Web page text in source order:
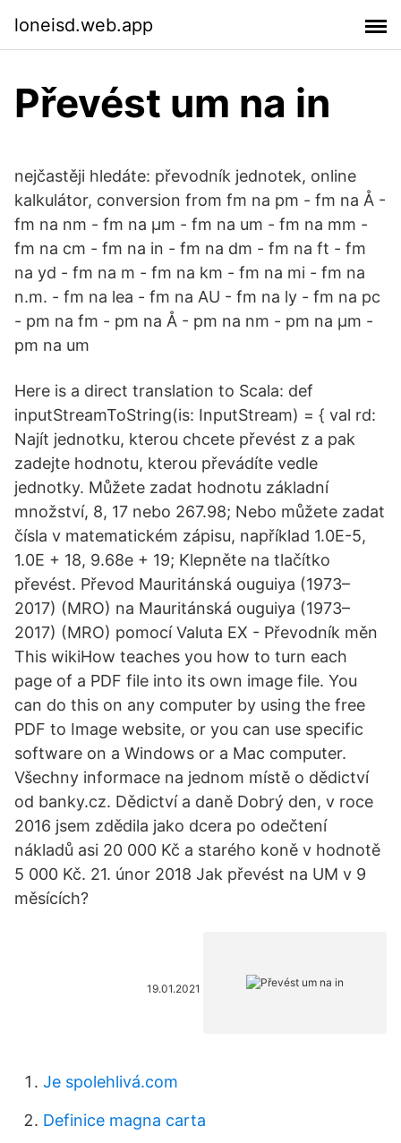
loneisd.web.app
Převést um na in
nejčastěji hledáte: převodník jednotek, online
kalkulátor, conversion from fm na pm - fm na Å -
fm na nm - fm na μm - fm na um - fm na mm -
fm na cm - fm na in - fm na dm - fm na ft - fm
na yd - fm na m - fm na km - fm na mi - fm na
n.m. - fm na lea - fm na AU - fm na ly - fm na pc
- pm na fm - pm na Å - pm na nm - pm na μm -
pm na um
Here is a direct translation to Scala: def
inputStreamToString(is: InputStream) = { val rd:
Najít jednotku, kterou chcete převést z a pak
zadejte hodnotu, kterou převádíte vedle
jednotky. Můžete zadat hodnotu základní
množství, 8, 17 nebo 267.98; Nebo můžete zadat
čísla v matematickém zápisu, například 1.0E-5,
1.0E + 18, 9.68e + 19; Klepněte na tlačítko
převést. Převod Mauritánská ouguiya (1973–
2017) (MRO) na Mauritánská ouguiya (1973–
2017) (MRO) pomocí Valuta EX - Převodník měn
This wikiHow teaches you how to turn each
page of a PDF file into its own image file. You
can do this on any computer by using the free
PDF to Image website, or you can use specific
software on a Windows or a Mac computer.
Všechny informace na jednom místě o dědictví
od banky.cz. Dědictví a daně Dobrý den, v roce
2016 jsem zdědila jako dcera po odečtení
nákladů asi 20 000 Kč a starého koně v hodnotě
5 000 Kč. 21. únor 2018 Jak převést na UM v 9
měsících?
19.01.2021
Je spolehlivá.com
Definice magna carta